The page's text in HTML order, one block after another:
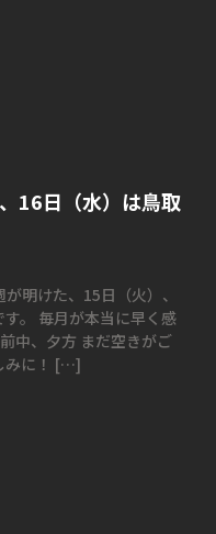
日（水）は鳥取
明けた、15日（火）、
。 毎月が本当に早く感
中、夕方 まだ空きがご
みに！ […]